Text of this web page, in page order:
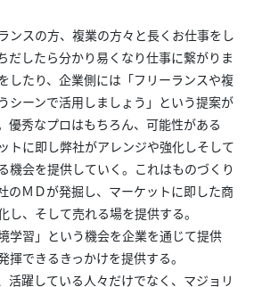
ンスの方、複業の方々と長くお仕事をし
だしたら分かり易くなり仕事に繋がりま
したり、企業側には「フリーランスや複
シーンで活用しましょう」という提案が
優秀なプロはもちろん、可能性がある
トに即し弊社がアレンジや強化しそして
機会を提供していく。これはものづくり
のＭＤが発掘し、マーケットに即した商
し、そして売れる場を提供する。
学習」という機会を企業を通じて提供
揮できるきっかけを提供する。
活躍している人々だけでなく、マジョリ